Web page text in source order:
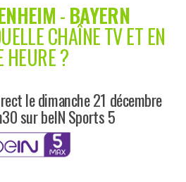
-BAYERN
CHAÎNE TV ET EN
HEURE ?
le dimanche 21 décembre
sur beIN Sports 5